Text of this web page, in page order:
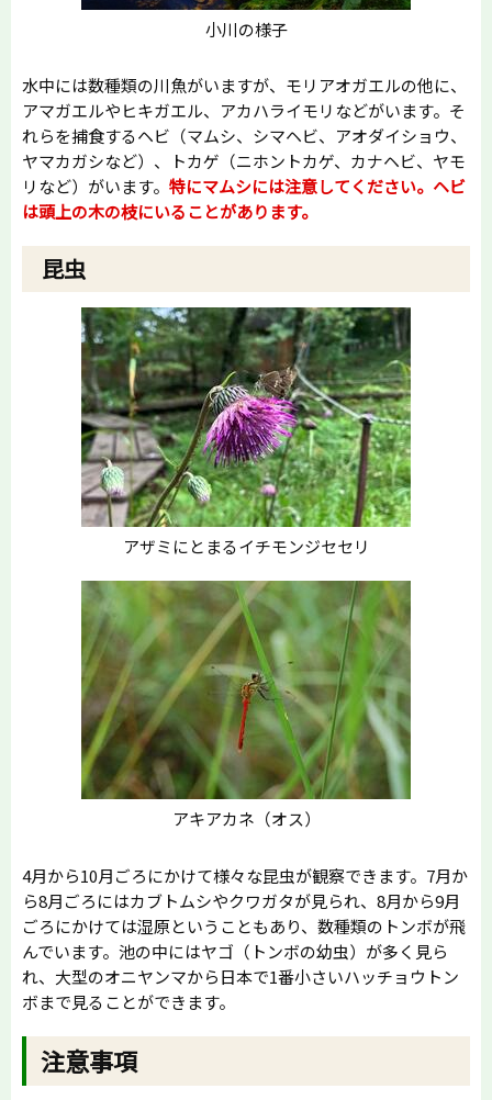
小川の様子
水中には数種類の川魚がいますが、モリアオガエルの他に、
アマガエルやヒキガエル、アカハライモリなどがいます。そ
れらを捕食するヘビ（マムシ、シマヘビ、アオダイショウ、
ヤマカガシなど）、トカゲ（ニホントカゲ、カナヘビ、ヤモ
リなど）がいます。 特にマムシには注意してください。ヘビ
は頭上の木の枝にいることがあります。
昆虫
アザミにとまるイチモンジセセリ
アキアカネ（オス）
4月から10月ごろにかけて様々な昆虫が観察できます。7月か
ら8月ごろにはカブトムシやクワガタが見られ、8月から9月
ごろにかけては湿原ということもあり、数種類のトンボが飛
んでいます。池の中にはヤゴ（トンボの幼虫）が多く見ら
れ、大型のオニヤンマから日本で1番小さいハッチョウトン
ボまで見ることができます。
注意事項